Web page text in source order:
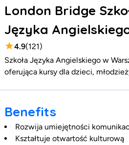
London Bridge
Języka
4.9(121)
Szkoła Języka Angielskiego w
oferująca kursy dla dzieci,
Benefits
Rozwija umiejętności
Kształtuje otwartość kulturową